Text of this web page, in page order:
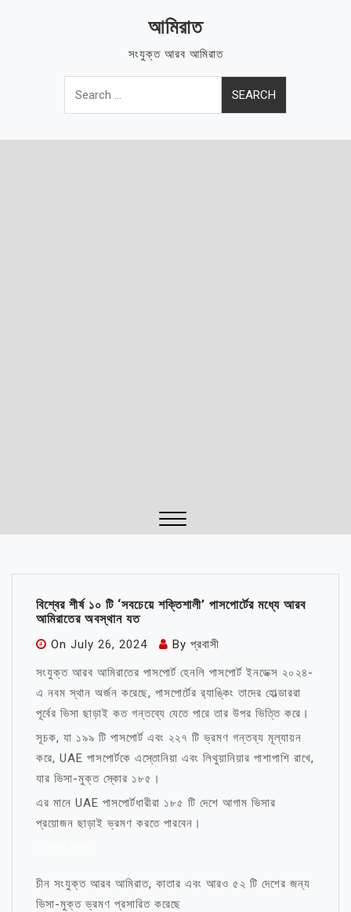
আমিরাত
সংযুক্ত আরব আমিরাত
Search
for:
বিশ্বের শীর্ষ ১০ টি ‘সবচেয়ে শক্তিশালী’ পাসপোর্টের মধ্যে আরব
আমিরাতের অবস্থান যত
On July 26, 2024 By প্রবাসী
সংযুক্ত আরব আমিরাতের পাসপোর্ট হেনলি পাসপোর্ট ইনডেক্স ২০২৪-
এ নবম স্থান অর্জন করেছে, পাসপোর্টের র‌্যাঙ্কিং তাদের হোল্ডাররা
পূর্বের ভিসা ছাড়াই কত গন্তব্যে যেতে পারে তার উপর ভিত্তি করে।
সূচক, যা ১৯৯ টি পাসপোর্ট এবং ২২৭ টি ভ্রমণ গন্তব্য মূল্যায়ন
করে, UAE পাসপোর্টকে এস্তোনিয়া এবং লিথুয়ানিয়ার পাশাপাশি রাখে,
যার ভিসা-মুক্ত স্কোর ১৮৫।
এর মানে UAE পাসপোর্টধারীরা ১৮৫ টি দেশে আগাম ভিসার
প্রয়োজন ছাড়াই ভ্রমণ করতে পারবেন।
চীন সংযুক্ত আরব আমিরাত, কাতার এবং আরও ৫২ টি দেশের জন্য
ভিসা-মুক্ত ভ্রমণ প্রসারিত করেছে